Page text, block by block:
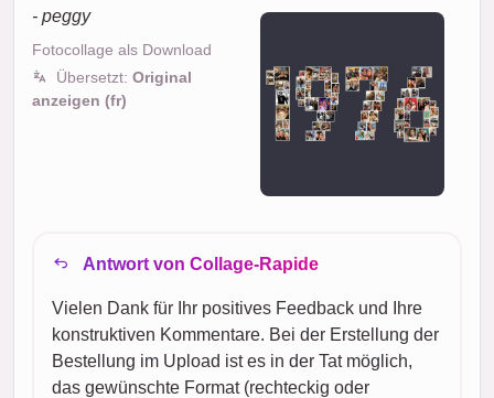
- peggy
Fotocollage als Download
Übersetzt: Original
anzeigen (fr)
Antwort von Collage-Rapide
Vielen Dank für Ihr positives Feedback und Ihre
konstruktiven Kommentare. Bei der Erstellung der
Bestellung im Upload ist es in der Tat möglich,
das gewünschte Format (rechteckig oder